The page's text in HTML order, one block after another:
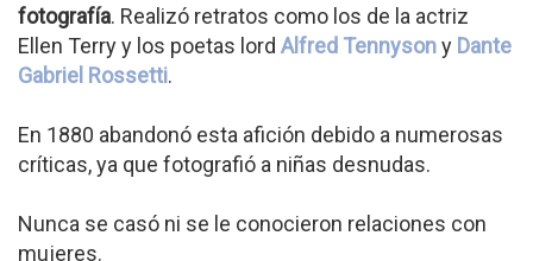
fotografía. Realizó retratos como los de la actriz
Ellen Terry y los poetas lord Alfred Tennysony Dante
Gabriel Rossetti.
En 1880 abandonó esta afición debido a numerosas
críticas, ya que fotografió a niñas desnudas.
Nunca se casó ni se le conocieron relaciones con
mujeres.